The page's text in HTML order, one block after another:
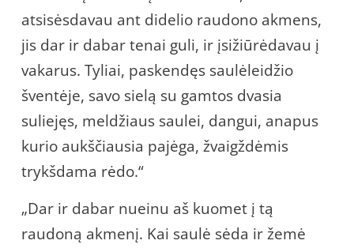
atsisėsdavau ant didelio raudono akmens,
jis dar ir dabar tenai guli, ir įsižiūrėdavau į
vakarus. Tyliai, paskendęs saulėleidžio
šventėje, savo sielą su gamtos dvasia
suliejęs, meldžiaus saulei, dangui, anapus
kurio aukščiausia pajėga, žvaigždėmis
trykšdama rėdo.“
„Dar ir dabar nueinu aš kuomet į tą
raudoną akmenį. Kai saulė sėda ir žemė